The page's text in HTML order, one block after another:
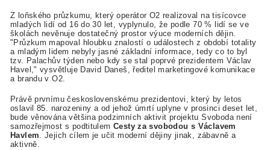
Z loňského průzkumu, který operátor O2 realizoval na tisícovce
mladých lidí od 16 do 30 let, vyplynulo, že podle 70 % lidí se ve
školách nevěnuje dostatečný prostor výuce moderních dějin.
"Průzkum mapoval hloubku znalostí o událostech z období totality
a mladým lidem nebyly jasné základní informace, tedy co to byl
tzv. Palachův týden nebo kdy se stal poprvé prezidentem Václav
Havel," vysvětluje David Daneš, ředitel marketingové komunikace
a brandu v O2.
Právě prvnímu československému prezidentovi, který by letos
oslavil 85. narozeniny a od jehož úmrtí uplyne v prosinci deset let,
bude věnována většina podzimních aktivit projektu Svoboda není
samozřejmost s podtitulem Cesty za svobodou s Václavem
Havlem . Jejich cílem je učit moderní dějiny jinak, zábavně a
aktivně.